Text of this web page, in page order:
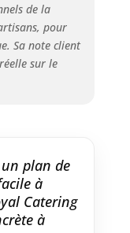
de la
pour
Sa note client
sur le
plan de
à
Catering
à